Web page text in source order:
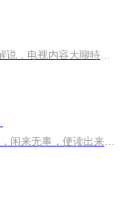
热播电视剧《庆余年2》分解解说，电视内容大聊特聊。我说我的，你来听听，可以提出你的不同感受。个人论点。
原创作者“边度”——个人喜好，闲来无事，便读出来给大家分享。多分享，多更新北齐归来，家未至，阴谋却显，原来，这一切的一切全部都是二皇子在背后操盐。使团遭劫，言冰云背叛。一剑穿腹，却侥幸未死的范闲，又遭叛国罪臣的污蔑，如此情形下，他又当如...